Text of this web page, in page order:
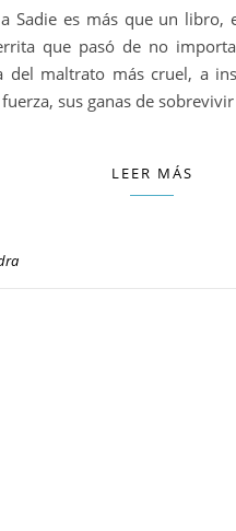
Sadie es más que un libro,
que pasó de no
del maltrato más cruel, a
sus ganas de
LEER MÁS